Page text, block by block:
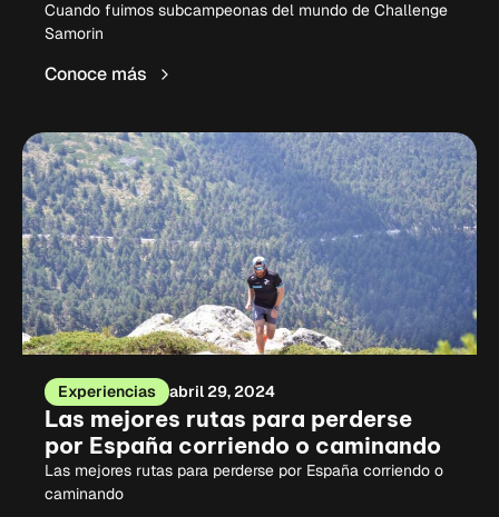
Cuando fuimos subcampeonas del mundo de Challenge
Samorin
Conoce más
Experiencias abril 29, 2024
Las mejores rutas para perderse
por España corriendo o caminando
Las mejores rutas para perderse por España corriendo o
caminando